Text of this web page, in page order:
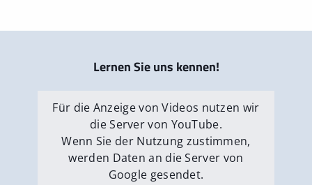
Lernen Sie uns kennen!
Für die Anzeige von Videos nutzen wir
die Server von YouTube.
Wenn Sie der Nutzung zustimmen,
werden Daten an die Server von
Google gesendet.